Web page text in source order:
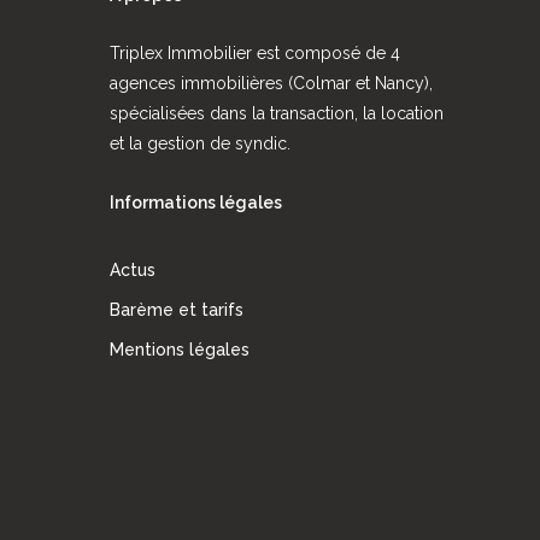
Triplex Immobilier est composé de 4
agences immobilières (Colmar et Nancy),
spécialisées dans la transaction, la location
et la gestion de syndic.
Informations légales
Actus
Barème et tarifs
Mentions légales